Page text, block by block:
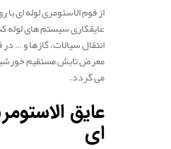
از فوم الاستومری لوله ای
عایقکاری سیستم های لوله
انتقال سیالات، گازها و …
معرض تابش مستقیم
می گردد.
عایق
ای